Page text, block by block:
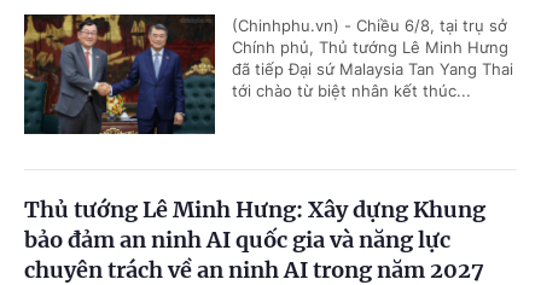
(Chinhphu.vn) - Chiều 6/8, tại trụ sở
Chính phủ, Thủ tướng Lê Minh Hưng
đã tiếp Đại sứ Malaysia Tan Yang Thai
tới chào từ biệt nhân kết thúc...
Thủ tướng Lê Minh Hưng: Xây dựng Khung
bảo đảm an ninh AI quốc gia và năng lực
chuyên trách về an ninh AI trong năm 2027